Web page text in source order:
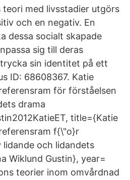
teori med livsstadier utgörs
och en negativ. En
dessa socialt skapade
sig till deras
sin identitet på ett
ID: 68608367. Katie
för förståelsen
drama
title={Katie
f{\"o}r
och lidandets
Wiklund Gustin}, year=
teorier inom omvårdnad